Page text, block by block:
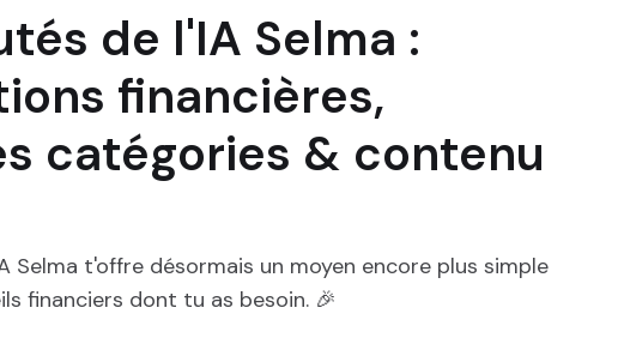
de l'IA Selma :
financières,
catégories & contenu
Selma t'offre désormais un moyen encore plus simple
financiers dont tu as besoin. 🎉